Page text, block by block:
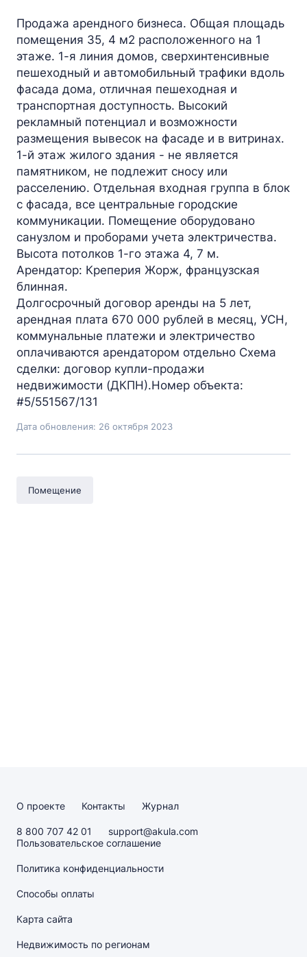
Продажа арендного бизнеса. Общая площадь
помещения 35, 4 м2 расположенного на 1
этаже. 1-я линия домов, сверхинтенсивные
пешеходный и автомобильный трафики вдоль
фасада дома, отличная пешеходная и
транспортная доступность. Высокий
рекламный потенциал и возможности
размещения вывесок на фасаде и в витринах.
1-й этаж жилого здания - не является
памятником, не подлежит сносу или
расселению. Отдельная входная группа в блок
с фасада, все центральные городские
коммуникации. Помещение оборудовано
санузлом и проборами учета электричества.
Высота потолков 1-го этажа 4, 7 м.
Арендатор: Креперия Жорж, французская
блинная.
Долгосрочный договор аренды на 5 лет,
арендная плата 670 000 рублей в месяц, УСН,
коммунальные платежи и электричество
оплачиваются арендатором отдельно Схема
сделки: договор купли-продажи
недвижимости (ДКПН).Номер объекта:
#5/551567/131
Дата обновления: 26 октября 2023
Помещение
О проекте Контакты Журнал
8 800 707 42 01
support@akula.com
Пользовательское соглашение
Политика конфиденциальности
Способы оплаты
Карта сайта
Недвижимость по регионам